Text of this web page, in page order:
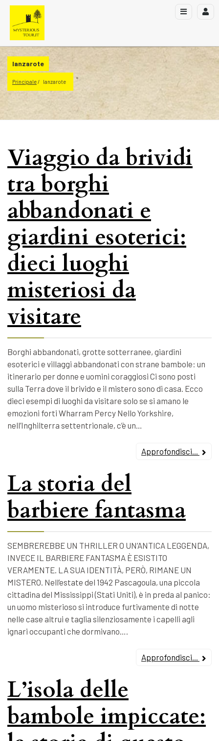
lanzarote
Principale lanzarote
Viaggio da brividi
tra borghi
abbandonati e
giardini esoterici:
dieci luoghi
misteriosi da
visitare
Borghi abbandonati, grotte sotterranee, giardini
esoterici e villaggi abbandonati con strane bambole: un
itinerario per donne e uomini coraggiosi Ci sono posti
sulla Terra dove il brivido e il mistero sono di casa. Ecco
dieci esempi di luoghi da visitare solo se si amano le
emozioni forti Wharram Percy Nello Yorkshire,
nell’Inghilterra settentrionale, c’è un…
Approfondisci...
La storia del
barbiere fantasma
SEMBREREBBE UN THRILLER O UN’ANTICA LEGGENDA,
INVECE IL BARBIERE FANTASMA È ESISTITO
VERAMENTE. LA SUA IDENTITÀ, PERÒ, RIMANE UN
MISTERO. Nell’estate del 1942 Pascagoula, una piccola
cittadina del Mississippi (Stati Uniti), è in preda al panico:
un uomo misterioso si introduce furtivamente di notte
nelle case altrui e taglia silenziosamente i capelli agli
ignari occupanti che dormivano….
Approfondisci...
L’isola delle
bambole impiccate: